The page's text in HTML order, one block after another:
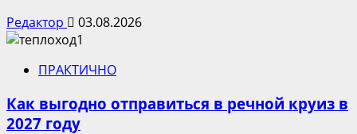
Редактор 03.08.2026
ПРАКТИЧНО
Как выгодно отправиться в речной круиз в
2027 году